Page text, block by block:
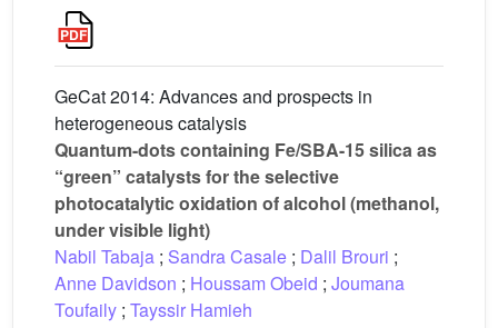
GeCat 2014: Advances and prospects in
heterogeneous catalysis
Quantum-dots containing Fe/SBA-15 silica as
“green” catalysts for the selective
photocatalytic oxidation of alcohol (methanol,
under visible light)
Nabil Tabaja ; Sandra Casale ; Dalil Brouri ;
Anne Davidson ; Houssam Obeid ; Joumana
Toufaily ; Tayssir Hamieh